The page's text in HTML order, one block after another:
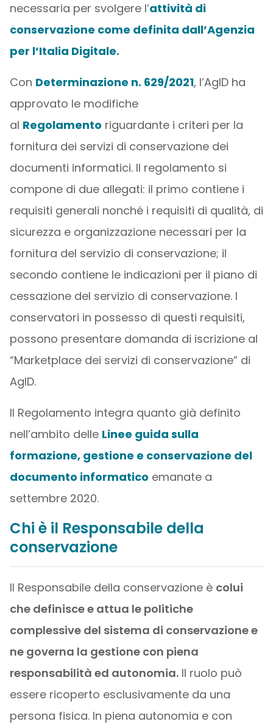
necessaria per svolgere l’attività di
conservazione come definita dall’Agenzia
per l’Italia Digitale.
Con Determinazione n. 629/2021, l’AgID ha
approvato le modifiche
al Regolamento riguardante i criteri per la
fornitura dei servizi di conservazione dei
documenti informatici. Il regolamento si
compone di due allegati: il primo contiene i
requisiti generali nonché i requisiti di qualità, di
sicurezza e organizzazione necessari per la
fornitura del servizio di conservazione; il
secondo contiene le indicazioni per il piano di
cessazione del servizio di conservazione. I
conservatori in possesso di questi requisiti,
possono presentare domanda di iscrizione al
“Marketplace dei servizi di conservazione” di
AgID.
Il Regolamento integra quanto già definito
nell’ambito delle Linee guida sulla
formazione, gestione e conservazione del
documento informatico emanate a
settembre 2020.
Chi è il Responsabile della
conservazione
Il Responsabile della conservazione è colui
che definisce e attua le politiche
complessive del sistema di conservazione e
ne governa la gestione con piena
responsabilità ed autonomia.Il ruolo può
essere ricoperto esclusivamente da una
persona fisica. In piena autonomia e con